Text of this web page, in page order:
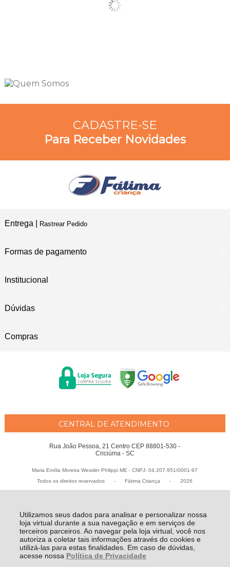
Utilizamos seus dados para analisar e personalizar nossa
loja virtual durante a sua navegação e em serviços de
terceiros parceiros. Ao navegar pela loja virtual, você nos
autoriza a coletar tais informações através do cookies e
utilizá-las para estas finalidades. Em caso de dúvidas,
acesse nossa Política de Privacidade
CADASTRE-SE
Para Receber Novidades
Entrega | Rastrear Pedido
Formas de pagamento
Institucional
Dúvidas
Compras
CENTRAL DE ATENDIMENTO
Rua João Pessoa, 21 Centro CEP 88801-530 -
Criciúma - SC
Maria Emília Moreira Wessler Philippi ME - CNPJ: 04.207.951/0001-97
Todos os direitos reservados
- Fátima Criança - 2026